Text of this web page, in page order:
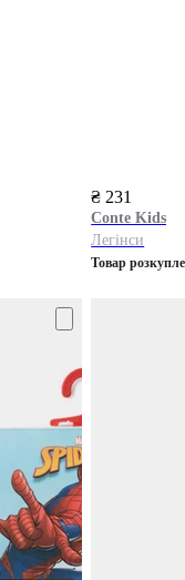
₴ 231
Conte Kids
Легінси
Товар